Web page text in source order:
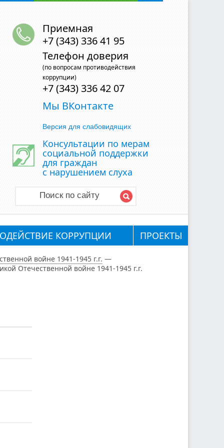
Приемная
+7 (343) 336 41 95
Телефон доверия
(по вопросам противодействия
коррупции)
+7 (343) 336 42 07
Мы ВКонтакте
Версия для слабовидящих
Консультации по мерам
социальной поддержки
для граждан
с нарушением слуха
Поиск по сайту
КОРРУПЦИИ ПРОЕКТЫ⁣
войне 1941-1945 г.г. —
Отечественной войне 1941-1945 г.г.